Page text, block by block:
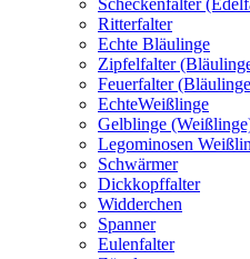
Scheckenfalter
Ritterfalter
Echte Bläulinge
Zipfelfalter
Feuerfalter
EchteWeißlinge
Gelblinge
Legominosen
Schwärmer
Dickkopffalter
Widderchen
Spanner
Eulenfalter